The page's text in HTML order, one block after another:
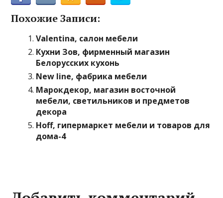
Похожие Записи:
Valentina, салон мебели
Кухни Зов, фирменный магазин
Белорусских кухонь
New line, фабрика мебели
Марокдекор, магазин восточной
мебели, светильников и предметов
декора
Hoff, гипермаркет мебели и товаров для
дома-4